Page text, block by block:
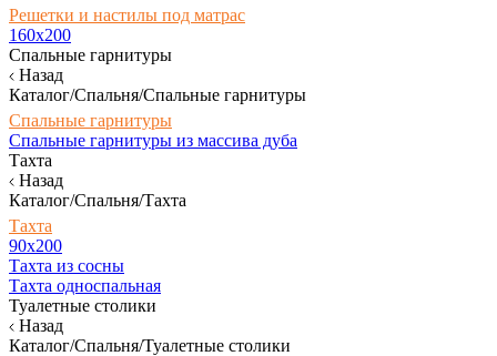
Решетки и настилы под матрас
160х200
Спальные гарнитуры
Назад
Каталог/Спальня/Спальные гарнитуры
Спальные гарнитуры
Спальные гарнитуры из массива дуба
Тахта
Назад
Каталог/Спальня/Тахта
Тахта
90х200
Тахта из сосны
Тахта односпальная
Туалетные столики
Назад
Каталог/Спальня/Туалетные столики